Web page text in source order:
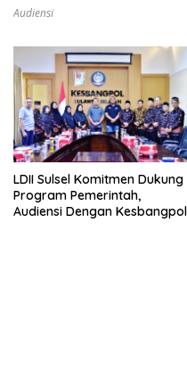
Audiensi
LDII Sulsel Komitmen Dukung
Program Pemerintah,
Audiensi Dengan Kesbangpol